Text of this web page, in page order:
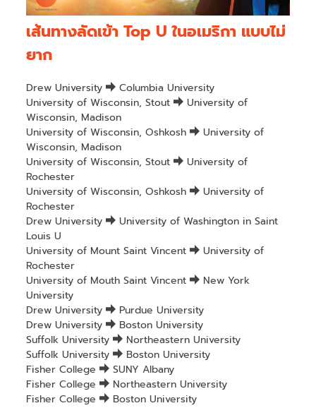
เส้นทางลัดเข้า Top U ในอเมริกา แบบไม่
ยาก
Drew University
Columbia University
University of Wisconsin, Stout
University of
Wisconsin, Madison
University of Wisconsin, Oshkosh
University of
Wisconsin, Madison
University of Wisconsin, Stout
University of
Rochester
University of Wisconsin, Oshkosh
University of
Rochester
Drew University
University of Washington in Saint
Louis U
University of Mount Saint Vincent
University of
Rochester
University of Mouth Saint Vincent
New York
University
Drew University
Purdue University
Drew University
Boston University
Suffolk University
Northeastern University
Suffolk University
Boston University
Fisher College
SUNY Albany
Fisher College
Northeastern University
Fisher College
Boston University